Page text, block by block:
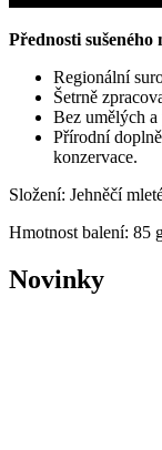
Přednosti sušeného
Regionální
Šetrně
Bez umělých
Přírodní
konzervace.
Složení: Jehněčí
Hmotnost balení: 85
Novinky